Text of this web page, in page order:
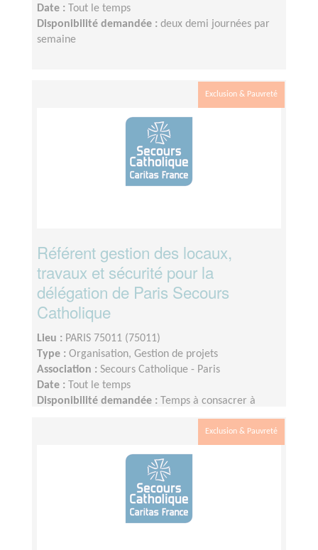
Date :
Tout le temps
Disponibilité demandée : deux demi journées par
semaine
Exclusion & Pauvreté
Référent gestion des locaux,
travaux et sécurité pour la
délégation de Paris Secours
Catholique
Lieu : PARIS 75011 (75011)
Type : Organisation, Gestion de projets
Association : Secours Catholique - Paris
Date :
Tout le temps
Disponibilité demandée :
Temps à consacrer à
cette mission : variable, 2 ou 3 interventions/mois
Exclusion & Pauvreté